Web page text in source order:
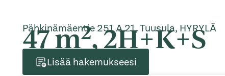
Pähkinämäentie 251 A 21, Tuusula, HYRYLÄ
47 m2, 2H+K+S
Lisää hakemukseesi